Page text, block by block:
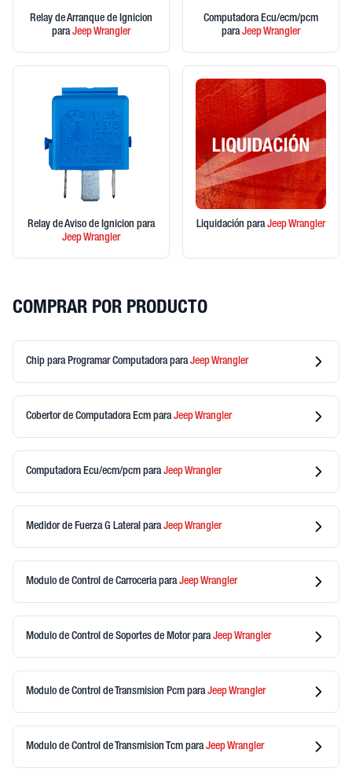
Relay de Arranque de Ignicion
paraJeepWrangler
Computadora Ecu/ecm/pcm
paraJeepWrangler
Relay de Aviso de Ignicion para
JeepWrangler
Liquidación paraJeepWrangler
COMPRAR POR PRODUCTO
Chip para Programar ComputadoraparaJeepWrangler
Cobertor de Computadora Ecm paraJeepWrangler
Computadora Ecu/ecm/pcm paraJeepWrangler
Medidor de Fuerza G Lateral paraJeepWrangler
Modulo de Control de CarroceriaparaJeepWrangler
Modulo de Control de Soportes de MotorparaJeepWrangler
Modulo de Control de Transmision Pcm paraJeepWrangler
Modulo de Control de Transmision Tcm paraJeepWrangler